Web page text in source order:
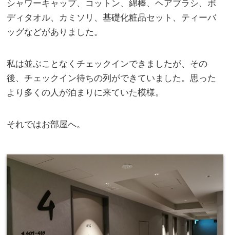
シャワーキャップ、コットン、綿棒、ヘアブラシ、ボ
ディタオル、カミソリ、基礎化粧品セット、ティーバ
ッグなどがありました。
私は並ぶことなくチェックインできましたが、その
後、チェックイン待ちの列ができていました。思った
より多くの人が泊まりに来ていた模様。
それではお部屋へ。